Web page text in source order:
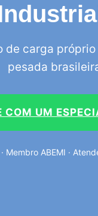
carga
pesada
COM UM
Membro ABEMI ·